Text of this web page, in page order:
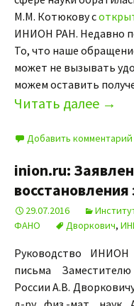
М.М. Котюкову с
ИНИОН РАН. Недавно
То, что наше
может не вызывать
можем оставить
Читать далее →
Добавить комментарий
inion.ru:
29.07.2016
ФАНО
Дворкович,
Руководство
письма
России А.В.